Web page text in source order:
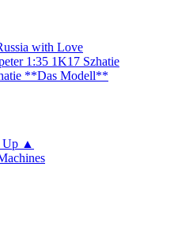
with Love
1:35 1K17 Szhatie
**Das Modell**
Up ▲